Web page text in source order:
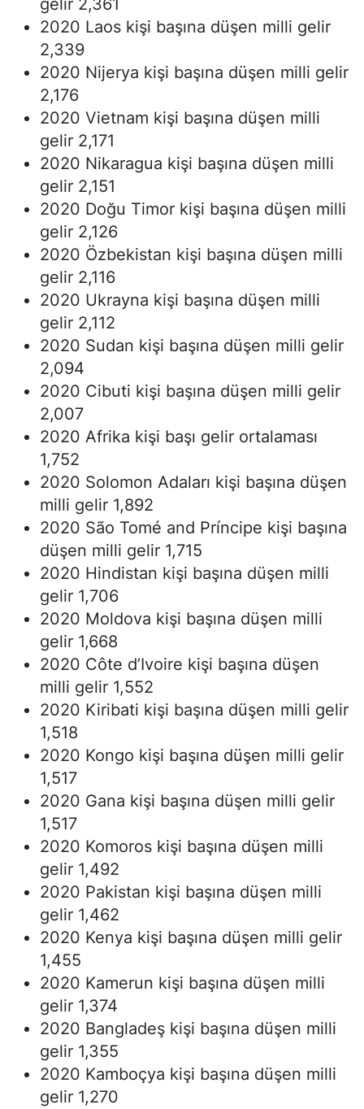
gelir 2,361
2020 Laos kişi başına düşen milli gelir
2,339
2020 Nijerya kişi başına düşen milli gelir
2,176
2020 Vietnam kişi başına düşen milli
gelir 2,171
2020 Nikaragua kişi başına düşen milli
gelir 2,151
2020 Doğu Timor kişi başına düşen milli
gelir 2,126
2020 Özbekistan kişi başına düşen milli
gelir 2,116
2020 Ukrayna kişi başına düşen milli
gelir 2,112
2020 Sudan kişi başına düşen milli gelir
2,094
2020 Cibuti kişi başına düşen milli gelir
2,007
2020 Afrika kişi başı gelir ortalaması
1,752
2020 Solomon Adaları kişi başına düşen
milli gelir 1,892
2020 São Tomé and Príncipe kişi başına
düşen milli gelir 1,715
2020 Hindistan kişi başına düşen milli
gelir 1,706
2020 Moldova kişi başına düşen milli
gelir 1,668
2020 Côte d’Ivoire kişi başına düşen
milli gelir 1,552
2020 Kiribati kişi başına düşen milli gelir
1,518
2020 Kongo kişi başına düşen milli gelir
1,517
2020 Gana kişi başına düşen milli gelir
1,517
2020 Komoros kişi başına düşen milli
gelir 1,492
2020 Pakistan kişi başına düşen milli
gelir 1,462
2020 Kenya kişi başına düşen milli gelir
1,455
2020 Kamerun kişi başına düşen milli
gelir 1,374
2020 Bangladeş kişi başına düşen milli
gelir 1,355
2020 Kamboçya kişi başına düşen milli
gelir 1,270